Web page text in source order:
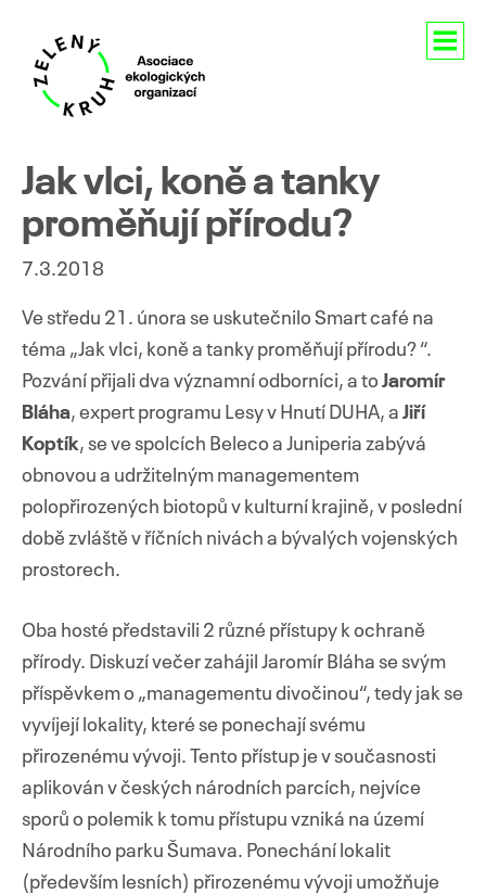
Naše aktivity
Pro média
Kontakty
obsahu
webu
Jak vlci, koně a tanky
proměňují přírodu?
7.3.2018
Ve středu 21. února se uskutečnilo Smart café na
téma „Jak vlci, koně a tanky proměňují přírodu? “.
Pozvání přijali dva významní odborníci, a to Jaromír
Bláha, expert programu Lesy v Hnutí DUHA, a Jiří
Koptík, se ve spolcích Beleco a Juniperia zabývá
obnovou a udržitelným managementem
polopřirozených biotopů v kulturní krajině, v poslední
době zvláště v říčních nivách a bývalých vojenských
prostorech.
Oba hosté představili 2 různé přístupy k ochraně
přírody. Diskuzí večer zahájil Jaromír Bláha se svým
příspěvkem o „managementu divočinou“, tedy jak se
vyvíjejí lokality, které se ponechají svému
přirozenému vývoji. Tento přístup je v současnosti
aplikován v českých národních parcích, nejvíce
sporů o polemik k tomu přístupu vzniká na území
Národního parku Šumava. Ponechání lokalit
(především lesních) přirozenému vývoji umožňuje